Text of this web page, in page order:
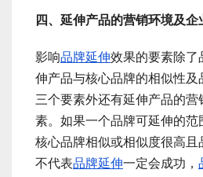
四、延伸产品的营销环境及企
影响品牌延伸效果的要素除了
伸产品与核心品牌的相似性及
三个要素外还有延伸产品的营
素。如果一个品牌可延伸的范
核心品牌相似或相似度很高且
不代表品牌延伸一定会成功，